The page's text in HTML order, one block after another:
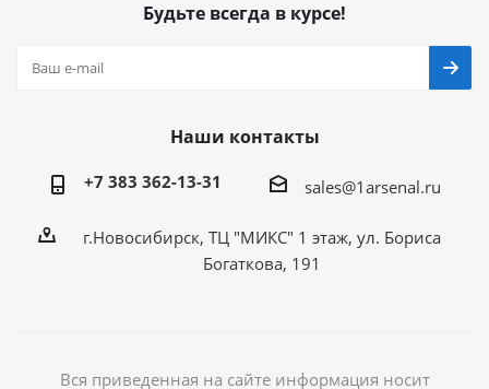
Будьте всегда в курсе!
Наши контакты
+7 383 362-13-31 sales@1arsenal.ru
г.Новосибирск, ТЦ "МИКС" 1 этаж, ул. Бориса
Богаткова, 191
Вся приведенная на сайте информация носит